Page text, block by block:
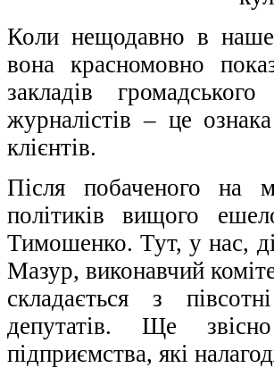
Коли нещодавно в наше
вона красномовно
закладів
журналістів – це
клієнтів.
Після побаченого на
політиків вищого
Тимошенко. Тут, у нас,
Мазур, виконавчий
складається з
депутатів. Ще
підприємства, які